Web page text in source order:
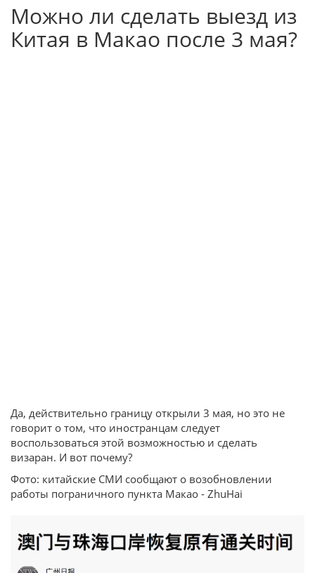
Можно ли сделать выезд из
Китая в Макао после 3 мая?
Да, действительно границу открыли 3 мая, но это не
говорит о том, что иностранцам следует
воспользоваться этой возможностью и сделать
визаран. И вот почему?
Фото: китайские СМИ сообщают о возобновлении
работы пограничного пункта Макао - ZhuHai